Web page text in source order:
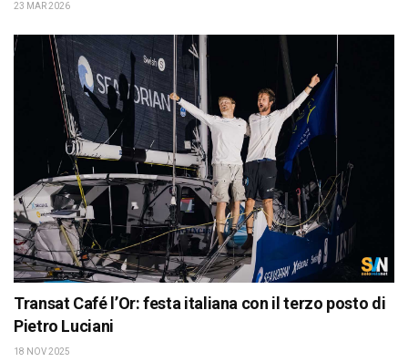
23 MAR 2026
Transat Café l’Or: festa italiana con il terzo posto di
Pietro Luciani
18 NOV 2025